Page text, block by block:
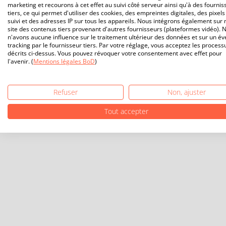
marketing et recourons à cet effet au suivi côté serveur ainsi qu'à des
tiers, ce qui permet d'utiliser des cookies, des empreintes digitales, des
suivi et des adresses IP sur tous les appareils. Nous intégrons également sur
site des contenus tiers provenant d'autres fournisseurs (plateformes vidéo).
n'avons aucune influence sur le traitement ultérieur des données et sur un
tracking par le fournisseur tiers. Par votre réglage, vous acceptez les
décrits ci-dessus. Vous pouvez révoquer votre consentement avec effet pour
l'avenir. (Mentions légales BoD)
Refuser
Non, ajuster
Tout accepter